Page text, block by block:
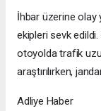
İhbar üzerine olay
ekipleri sevk edildi.
otoyolda trafik
araştırılırken,
Adliye Haber